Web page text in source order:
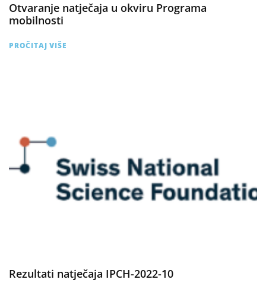
Otvaranje natječaja u okviru Programa
mobilnosti
PROČITAJ VIŠE
Rezultati natječaja IPCH-2022-10